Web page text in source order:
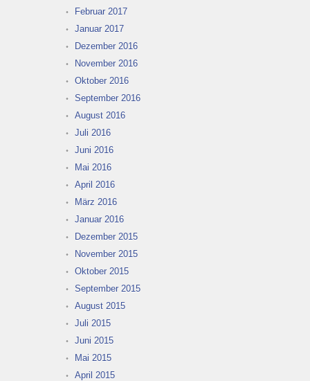
Februar 2017
Januar 2017
Dezember 2016
November 2016
Oktober 2016
September 2016
August 2016
Juli 2016
Juni 2016
Mai 2016
April 2016
März 2016
Januar 2016
Dezember 2015
November 2015
Oktober 2015
September 2015
August 2015
Juli 2015
Juni 2015
Mai 2015
April 2015